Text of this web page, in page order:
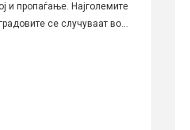
и пропаѓање. Најголемите
се случуваат во...